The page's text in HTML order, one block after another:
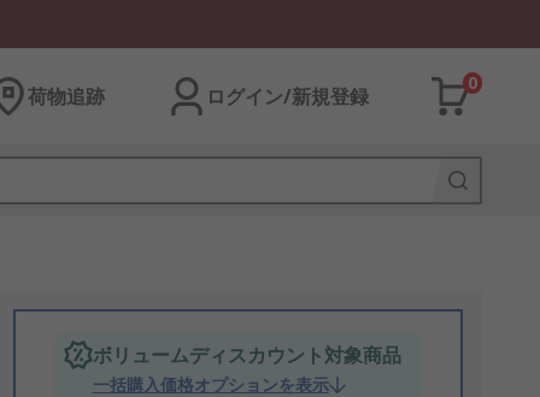
荷物追跡 ログイン/新規登録
0
ボリュームディスカウント対象商品
一括購入価格オプションを表示